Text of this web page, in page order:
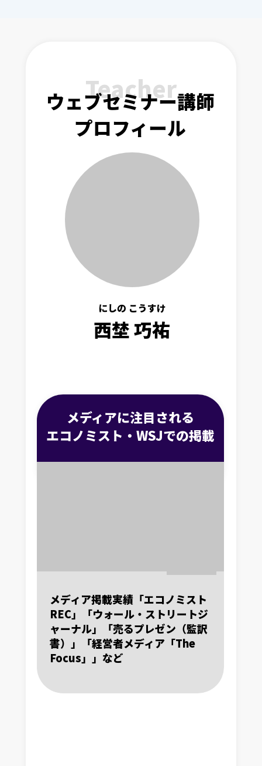
Teacher
ウェブセミナー講師
プロフィール
にしの こうすけ
西埜 巧祐
メディアに注目される
エコノミスト・WSJでの掲載
メディア掲載実績「エコノミスト
REC」「ウォール・ストリートジ
ャーナル」「売るプレゼン（監訳
書）」「経営者メディア「The
Focus」」など